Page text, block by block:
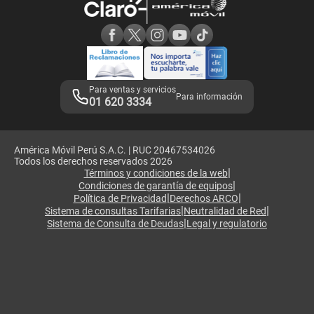
Adquirientes iPhone 6, 6S y SE
Mensaje de Seguridad
Términos y Condiciones de Tienda Claro
Libro de Reclamaciones
Legales de marketplace
Para ventas y servicios
01 620 3334 Para información
América Móvil Perú S.A.C. | RUC 20467534026
Todos los derechos reservados 2026
Términos y condiciones de la web|
Condiciones de garantía de equipos|
Política de Privacidad|Derechos ARCO|
Sistema de consultas Tarifarias|Neutralidad de Red|
Sistema de Consulta de Deudas|Legal y regulatorio